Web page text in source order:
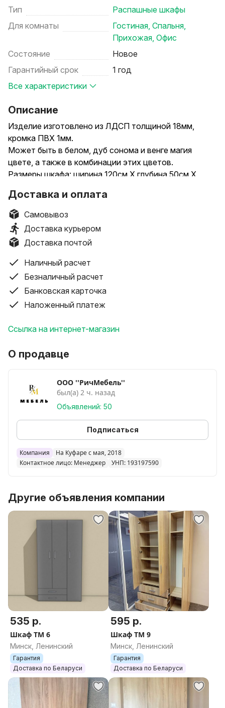
Тип
Распашные шкафы
Для комнаты
Гостиная, Спальня,
Прихожая, Офис
Состояние
Новое
Гарантийный срок
1 год
Все характеристики
Описание
Изделие изготовлено из ЛДСП толщиной 18мм,
кромка ПВХ 1мм.
Может быть в белом, дуб сонома и венге магия
цвете, а также в комбинации этих цветов.
Размеры шкафа: ширина 120см Х глубина 50см Х
В комплект входит вся необходимая фурнитура.
Возможна сборка шкафа. Стоимость сборки
составляет 50р.
Возможна установка дополнительной штанги, +15р
стоимости.
Стоимость доставки по Минску до подъезда
составляет 10р.
Стоимость доставки по Минску +подъём в квартиру
составляет 30р. (Если нет лифта, то подъём
расчитывается 5р за этаж)
535р
(Беларусбанк).
10.00 до 19.00
Доставка и оплата
Самовывоз
Доставка курьером
Доставка почтой
Наличный расчет
Безналичный расчет
Банковская карточка
Наложенный платеж
Ссылка на интернет-магазин
О продавце
ООО ''РичМебель''
был(а) 2 ч. назад
Объявлений: 50
Подписаться
Компания
На Куфаре с мая, 2018
Контактное лицо: Менеджер
УНП: 193197590
Другие объявления компании
535 р.
Шкаф ТМ 6
Минск, Ленинский
Гарантия
Доставка по Беларуси
595 р.
Шкаф ТМ 9
Минск, Ленинский
Гарантия
Доставка по Беларуси